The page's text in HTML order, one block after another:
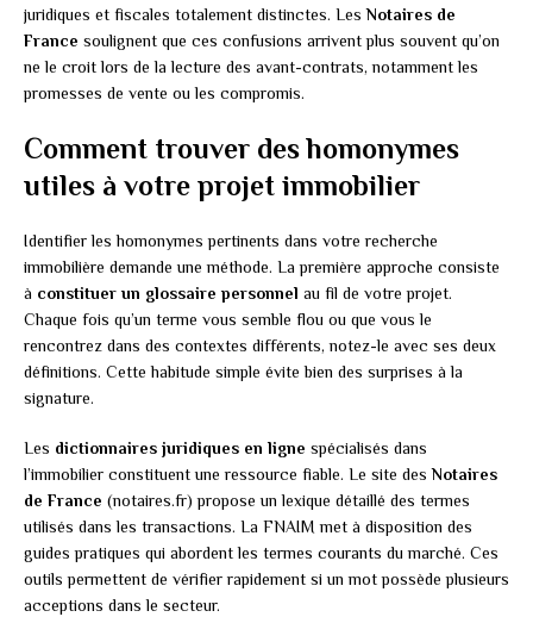
juridiques et fiscales totalement distinctes. LesNotaires de
France soulignent que ces confusions arrivent plus souvent qu’on
ne le croit lors de la lecture des avant-contrats, notamment les
promesses de vente ou les compromis.
Comment trouver des homonymes
utiles à votre projet immobilier
Identifier les homonymes pertinents dans votre recherche
immobilière demande une méthode. La première approche consiste
à constituer un glossaire personnel au fil de votre projet.
Chaque fois qu’un terme vous semble flou ou que vous le
rencontrez dans des contextes différents, notez-le avec ses deux
définitions. Cette habitude simple évite bien des surprises à la
signature.
Les dictionnaires juridiques en ligne spécialisés dans
l’immobilier constituent une ressource fiable. Le site desNotaires
de France (notaires.fr) propose un lexique détaillé des termes
utilisés dans les transactions. La FNAIM met à disposition des
guides pratiques qui abordent les termes courants du marché. Ces
outils permettent de vérifier rapidement si un mot possède plusieurs
acceptions dans le secteur.